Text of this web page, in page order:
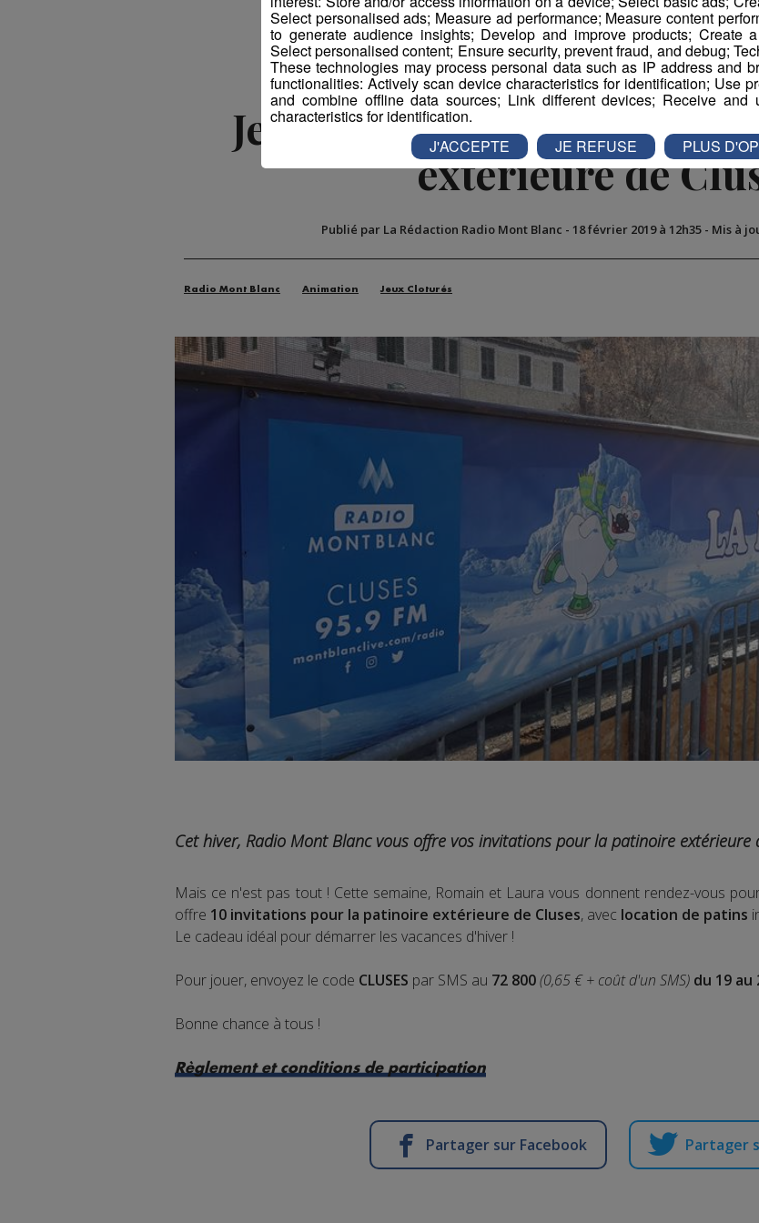
Jeu | Gagnez 10 entrées
extérieure de
Publié par La Rédaction Radio Mont Blanc - 18 février 2019 à 12h35- Mis à
Radio Mont Blanc Animation Jeux Cloturés
Cet hiver, Radio Mont Blanc vous offre vos invitations pour la patinoire extérieure
Mais ce n'est pas tout ! Cette semaine, Romain et Laura vous donnent rendez-vous
offre 10 invitations pour la patinoire extérieure de Cluses, avec location de patins
Le cadeau idéal pour démarrer les vacances d'hiver !
Pour jouer, envoyez le code CLUSES par SMS au 72 800(0,65 € + coût d'un SMS) du 19
Bonne chance à tous !
Règlement et conditions de participation
Partager sur Facebook Partager
Select personalised ads; Measure ad performance; Measure content
to generate audience insights; Develop and improve products; Create
Select personalised content; Ensure security, prevent fraud, and debug;
These technologies may process personal data such as IP address and
functionalities: Actively scan device characteristics for identification; Use
and combine offline data sources; Link different devices; Receive and
characteristics for identification.
J'ACCEPTE JE REFUSE PLUS